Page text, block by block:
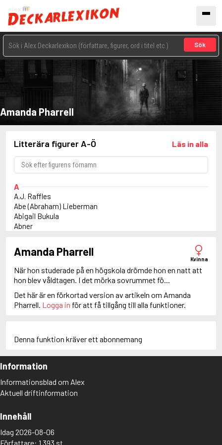
Sök
Amanda Pharrell
Litterära figurer A-Ö Läs in alla
A
A.J. Raffles
Abe (Abraham) Lieberman
Abigail Bukula
Abner
Adam Fawley
Adamsberg
Adelia Aguilar
Adrian Roca
Alan Banks
Alan Grant
Albert Campion
Alex Cross
Alex Delaware
Alex McKnight
Alex Morrow
Alex Recht
Alix London
Am Hunter
Amanda Pharrell
Amanda Pharrell
Kvinna
När hon studerade på en högskola drömde hon en natt att
hon blev våldtagen. I det mörka sovrummet fö...
Det här är en förkortad version av artikeln om Amanda
Pharrell. Logga in för att få tillgång till alla funktioner.
Denna funktion kräver ett abonnemang
Information
Informationsblad om Alex
Aktuell driftinformation
Innehåll
Idag 2026-08-06
Författare: 1 393 st